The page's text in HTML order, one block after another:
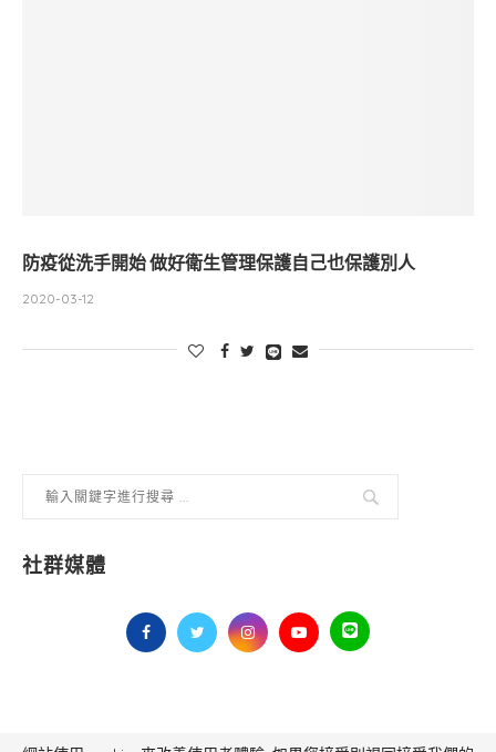
防疫從洗手開始 做好衛生管理保護自己也保護別人
2020-03-12
社群媒體